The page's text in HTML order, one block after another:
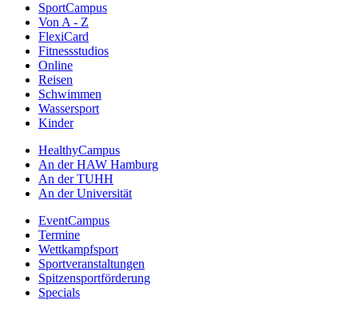
SportCampus
Von A - Z
FlexiCard
Fitnessstudios
Online
Reisen
Schwimmen
Wassersport
Kinder
HealthyCampus
An der HAW Hamburg
An der TUHH
An der Universität
EventCampus
Termine
Wettkampfsport
Sportveranstaltungen
Spitzensportförderung
Specials